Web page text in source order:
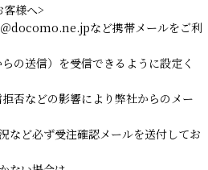
客様へ>
docomo.ne.jpなど携帯メールをご利
の送信）を受信できるように設定く
否などの影響により弊社からのメー
など必ず受注確認メールを送付してお